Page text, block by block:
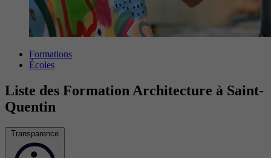
Formations
Écoles
Liste des Formation Architecture à Saint-
Quentin
Transparence